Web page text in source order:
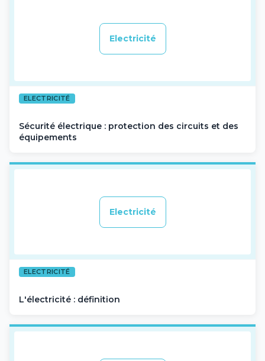
Electricité
ELECTRICITÉ
Sécurité électrique : protection des circuits et des
équipements
Electricité
ELECTRICITÉ
L'électricité : définition